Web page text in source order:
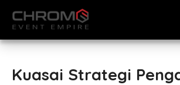
Kuasai Strategi